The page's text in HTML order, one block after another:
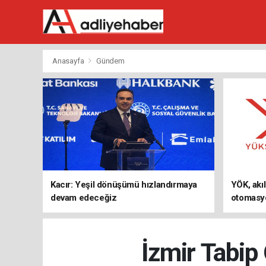
Anasayfa Gündem
Kacır: Yeşil dönüşümü hızlandırmaya
devam edeceğiz
YÖK,
İzmir Tabip